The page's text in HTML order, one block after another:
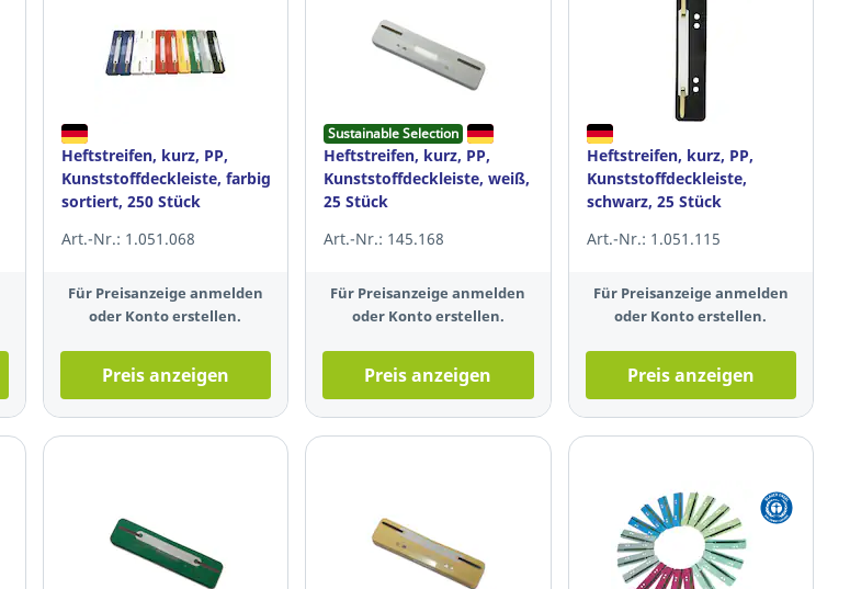
Heftstreifen, kurz, PP,
Kunststoffdeckleiste, farbig
sortiert, 250 Stück
Art.-Nr.: 1.051.068
Für Preisanzeige anmelden
oder Konto erstellen.
Preis anzeigen
Sustainable Selection
Heftstreifen, kurz, PP,
Kunststoffdeckleiste, weiß,
25 Stück
Art.-Nr.: 145.168
Für Preisanzeige anmelden
oder Konto erstellen.
Preis anzeigen
Heftstreifen, kurz, PP,
Kunststoffdeckleiste,
schwarz, 25 Stück
Art.-Nr.: 1.051.115
Für Preisanzeige anmelden
oder Konto erstellen.
Preis anzeigen